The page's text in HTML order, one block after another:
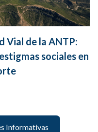
Vial de la ANTP:
sociales en
Informativas